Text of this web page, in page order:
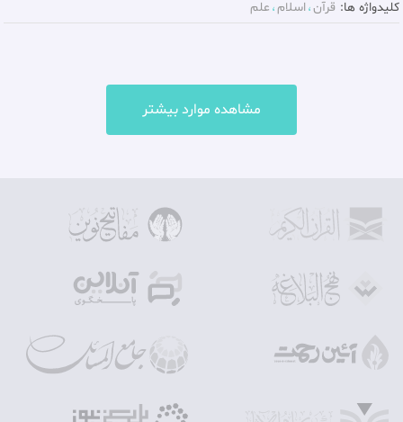
کلیدواژه ها: قرآن اسلام علم
مشاهده موارد بیشتر